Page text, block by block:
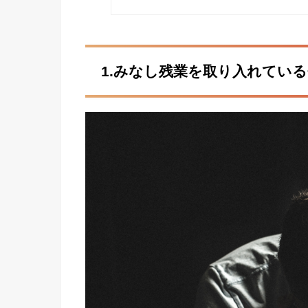
1.みなし残業を取り入れてい